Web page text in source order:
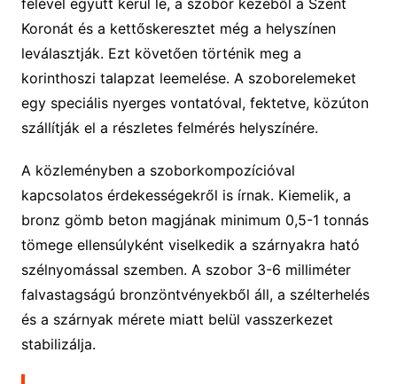
felével együtt kerül le, a szobor kezéből a Szent
Koronát és a kettőskeresztet még a helyszínen
leválasztják. Ezt követően történik meg a
korinthoszi talapzat leemelése. A szoborelemeket
egy speciális nyerges vontatóval, fektetve, közúton
szállítják el a részletes felmérés helyszínére.
A közleményben a szoborkompozícióval
kapcsolatos érdekességekről is írnak. Kiemelik, a
bronz gömb beton magjának minimum 0,5-1 tonnás
tömege ellensúlyként viselkedik a szárnyakra ható
szélnyomással szemben. A szobor 3-6 milliméter
falvastagságú bronzöntvényekből áll, a szélterhelés
és a szárnyak mérete miatt belül vasszerkezet
stabilizálja.